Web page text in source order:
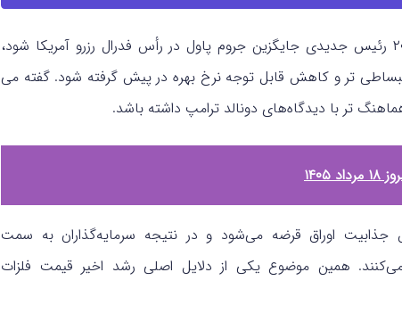
با توجه به اینکه قرار است در سال ۲۰۲۶ رئیس جدیدی جایگزین جروم پاول در رأس فدرال رزرو آمریکا شود،
تر و کاهش قابل توجه نرخ بهره در پیش گرفته شود. گفته می‌
تر با دیدگاه‌های دونالد ترامپ داشته باشد.
اوراق قرضه می‌شود و در نتیجه سرمایه‌گذاران به سمت
همین موضوع یکی از دلایل اصلی رشد اخیر قیمت فلزات